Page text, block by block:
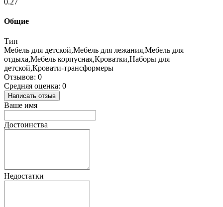
0.27
Общие
Тип
Мебель для детской,Мебель для лежания,Мебель для
отдыха,Мебель корпусная,Кроватки,Наборы для
детской,Кровати-трансформеры
Отзывов: 0
Средняя оценка: 0
Написать отзыв
Ваше имя
Достоинства
Недостатки